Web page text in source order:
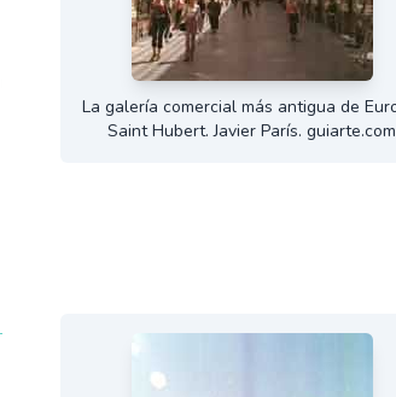
La galería comercial más antigua de
Saint Hubert. Javier París. guiarte.com